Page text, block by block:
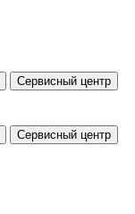
Сервисный центр
Сервисный центр